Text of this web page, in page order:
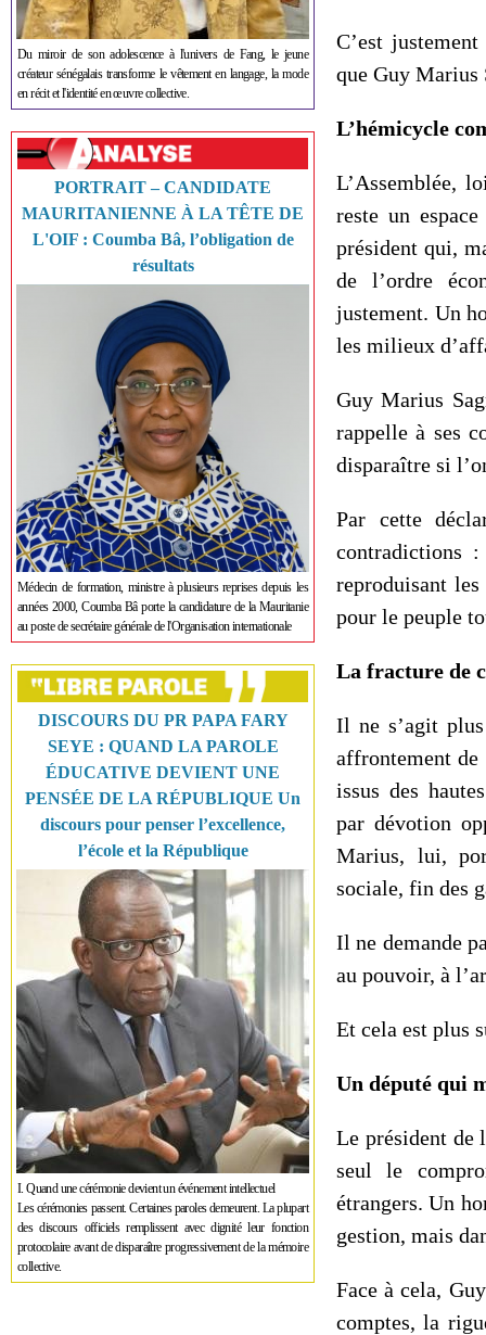
Du miroir de son adolescence à l'univers de Fang, le jeune
créateur sénégalais transforme le vêtement en langage, la mode
en récit et l'identité en œuvre collective.
PORTRAIT – CANDIDATE
MAURITANIENNE À LA TÊTE DE
L'OIF : Coumba Bâ, l’obligation de
résultats
Médecin de formation, ministre à plusieurs reprises depuis les
années 2000, Coumba Bâ porte la candidature de la Mauritanie
au poste de secrétaire générale de l'Organisation internationale
DISCOURS DU PR PAPA FARY
SEYE : QUAND LA PAROLE
ÉDUCATIVE DEVIENT UNE
PENSÉE DE LA RÉPUBLIQUE Un
discours pour penser l’excellence,
l’école et la République
I. Quand une cérémonie devient un événement intellectuel
Les cérémonies passent. Certaines paroles demeurent. La plupart
des discours officiels remplissent avec dignité leur fonction
protocolaire avant de disparaître progressivement de la mémoire
collective.
C’est
que Guy Marius
L’hémicycle
L’Assemblée,
reste un
président qui,
de l’ordre
justement. Un
les milieux
Guy Marius
rappelle à ses
disparaître si
Par cette
contradictions
reproduisant les
pour le peuple
La fracture de
Il ne s’agit
affrontement de
issus des
par dévotion
Marius, lui,
sociale, fin des
Il ne demande
au pouvoir, à
Et cela est plus
Un député qui
Le président de
seul le
étrangers. Un
gestion, mais
Face à cela,
comptes, la